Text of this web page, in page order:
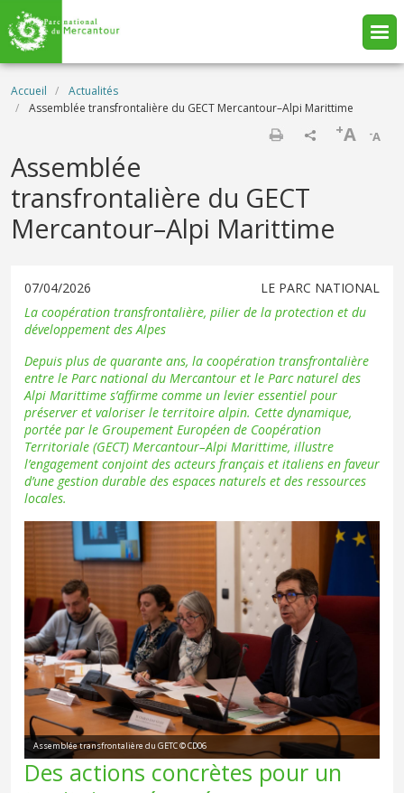
Aller au contenu principal
Fil d'Ariane
Accueil
Actualités
Assemblée transfrontalière du GECT Mercantour–Alpi Marittime
-A
+A
Assemblée
transfrontalière du GECT
Mercantour–Alpi Marittime
07/04/2026
LE PARC NATIONAL
La coopération transfrontalière, pilier de la protection et du
développement des Alpes
Depuis plus de quarante ans, la coopération transfrontalière
entre le Parc national du Mercantour et le Parc naturel des
Alpi Marittime s’affirme comme un levier essentiel pour
préserver et valoriser le territoire alpin. Cette dynamique,
portée par le Groupement Européen de Coopération
Territoriale (GECT) Mercantour–Alpi Marittime, illustre
l’engagement conjoint des acteurs français et italiens en faveur
d’une gestion durable des espaces naturels et des ressources
locales.
Assemblée transfrontalière du GETC © CD06
Des actions concrètes pour un